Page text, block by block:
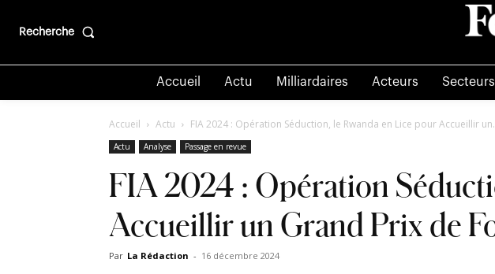
Recherche
Accueil Actu Milliardaires Acteurs Secteurs
Accueil Actu FIA 2024 : Opération Séduction, le Rwanda en Lice pour Accueillir
Actu Analyse Passage en revue
FIA 2024 : Opération
Accueillir un Grand Prix de
Par La Rédaction - 16 décembre 2024